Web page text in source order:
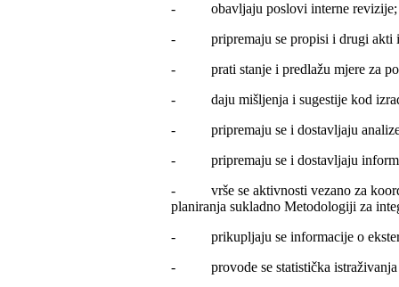
- obavljaju poslovi interne revizije;
- pripremaju se propisi i drugi akti iz
- prati stanje i predlažu mjere za
- daju mišljenja i sugestije kod izrade
- pripremaju se i dostavljaju analize
- pripremaju se i dostavljaju
- vrše se aktivnosti vezano za
planiranja sukladno Metodologiji za
- prikupljaju se informacije o
- provode se statistička istraživanja u